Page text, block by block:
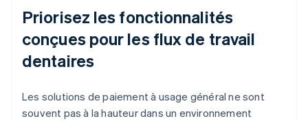
Priorisez les fonctionnalités
conçues pour les flux de travail
dentaires
Les solutions de paiement à usage général ne sont
souvent pas à la hauteur dans un environnement